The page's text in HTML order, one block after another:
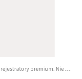
Navitel ma nowe wideorejestratory premium. Nie kosztują bardzo dużo